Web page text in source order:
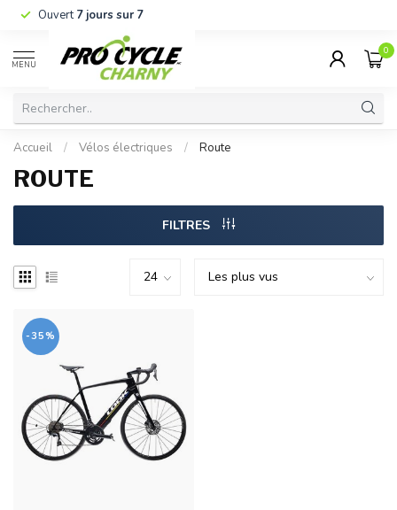
Ouvert7 jours sur 7
MENU
0
Accueil / Vélos électriques / Route
ROUTE
FILTRES
-35%